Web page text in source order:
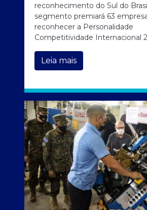
reconhecimento do Sul do
segmento premiará 63
reconhecer a Personalidade
Competitividade Internacional
Leia mais